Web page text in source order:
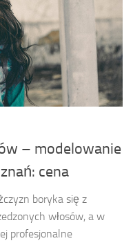
– modelowanie
cena
boryka się z
włosów, a w
profesjonalne